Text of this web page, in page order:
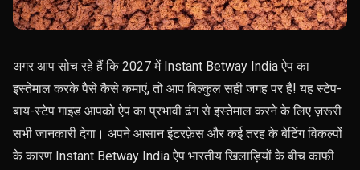
अगर आप सोच रहे हैं कि 2027 में Instant Betway India ऐप का
इस्तेमाल करके पैसे कैसे कमाएं, तो आप बिल्कुल सही जगह पर हैं! यह स्टेप-
बाय-स्टेप गाइड आपको ऐप का प्रभावी ढंग से इस्तेमाल करने के लिए ज़रूरी
सभी जानकारी देगा। अपने आसान इंटरफ़ेस और कई तरह के बेटिंग विकल्पों
के कारण Instant Betway India ऐप भारतीय खिलाड़ियों के बीच काफी